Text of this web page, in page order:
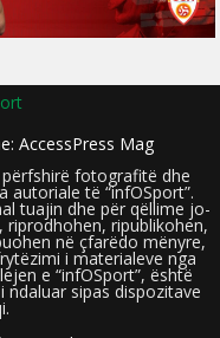
AccessPress Mag
përfshirë fotografitë dhe
të “infOSport”.
tuajin dhe për qëllime jo-
ripublikohen,
në çfarëdo mënyre,
i materialeve nga
e “infOSport”, është
sipas dispozitave